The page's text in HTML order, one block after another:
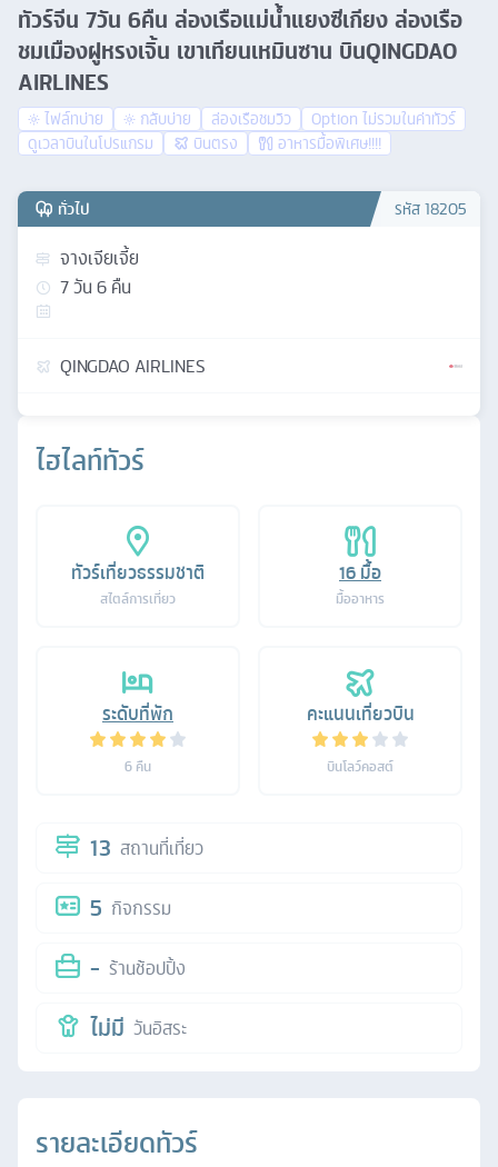
ทัวร์จีน 7วัน 6คืน ล่องเรือแม่น้ำแยงซีเกียง ล่องเรือ
ชมเมืองฝูหรงเจิ้น เขาเทียนเหมินซาน บินQINGDAO
AIRLINES
ไฟล์ทบ่าย กลับบ่าย ล่องเรือชมวิว
Option ไม่รวมในค่าทัวร์
ดูเวลาบินในโปรแกรม
บินตรง อาหารมื้อพิเศษ!!!!
ไฮไลท์ทัวร์
ทัวร์เที่ยวธรรมชาติ
สไตล์การเที่ยว
16มื้อ
มื้ออาหาร
ระดับที่พัก
6 คืน
คะแนนเที่ยวบิน
บินโลว์คอสต์
13 สถานที่เที่ยว
5 กิจกรรม
- ร้านช้อปปิ้ง
ไม่มี วันอิสระ
รายละเอียดทัวร์
ทั่วไป รหัส18205
จางเจียเจี้ย
7วัน6คืน
QINGDAO AIRLINES